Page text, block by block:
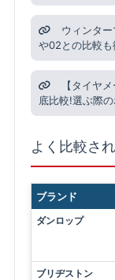
ウィンタ
や02との比較も
【タイヤ
底比較!選ぶ際
よく比較さ
ブランド
ダンロップ
ブリヂストン